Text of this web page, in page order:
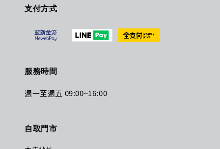
支付方式
服務時間
週一至週五 09:00~16:00
自取門市